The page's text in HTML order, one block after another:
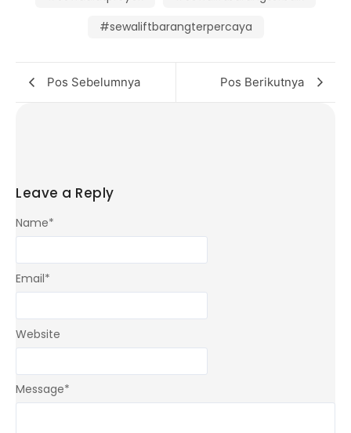
#sewaliftbarangterpercaya
Pos Sebelumnya Pos Berikutnya
Leave a Reply
Message*
Name*
Email*
Website